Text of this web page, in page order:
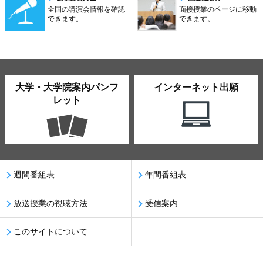
全国の講演会情報を確認
できます。
面接授業のページに移動
できます。
大学・大学院案内パンフ
レット
インターネット出願
週間番組表 年間番組表
放送授業の視聴方法 受信案内
このサイトについて